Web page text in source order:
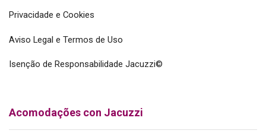
Privacidade e Cookies
Aviso Legal e Termos de Uso
Isenção de Responsabilidade Jacuzzi©
Acomodações con Jacuzzi